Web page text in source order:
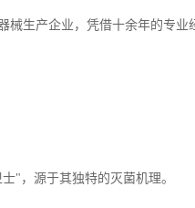
械生产企业，凭借十余年的专
"，源于其独特的灭菌机理。